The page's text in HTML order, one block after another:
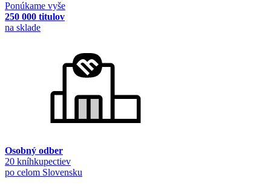
Ponúkame vyše
250 000 titulov
na sklade
Osobný odber
20 kníhkupectiev
po celom Slovensku